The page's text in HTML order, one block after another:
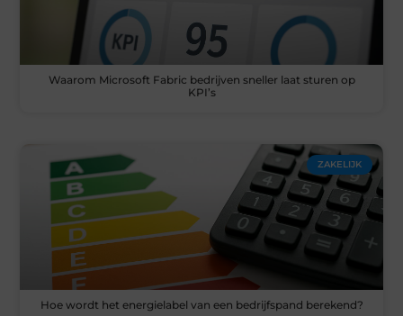
Waarom Microsoft Fabric bedrijven sneller laat sturen op
KPI’s
ZAKELIJK
Hoe wordt het energielabel van een bedrijfspand berekend?